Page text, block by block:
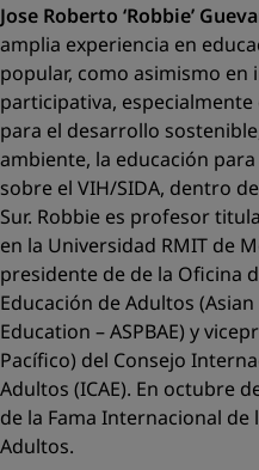
Jose Roberto ‘Robbie’
amplia experiencia en
popular, como asimismo en
participativa,
para el desarrollo
ambiente, la educación
sobre el VIH/SIDA, dentro
Sur. Robbie es profesor
en la Universidad RMIT de
presidente de de la Oficina
Educación de Adultos
Education – ASPBAE) y
Pacífico) del Consejo
Adultos (ICAE). En octubre
de la Fama Internacional
Adultos.